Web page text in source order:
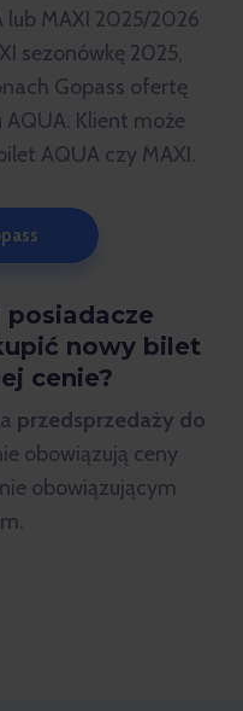
lub MAXI 2025/2026
sezonówkę 2025,
Gopass ofertę
Klient może
AQUA czy MAXI.
nowy bilet
cenie?
przedsprzedaży do
obowiązują ceny
obowiązującym